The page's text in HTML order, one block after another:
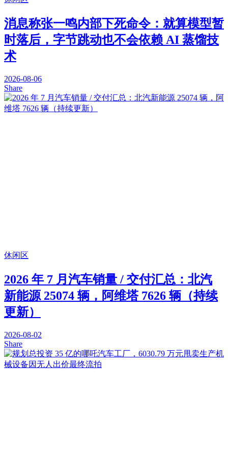
消息称张一鸣内部下死命令：就算模型暂
时落后，字节跳动也不会依赖 AI 蒸馏技
术
2026-08-06
Share
休闲区
2026 年 7 月汽车销量 / 交付汇总：北汽
新能源 25074 辆，阿维塔 7626 辆（持续
更新）
2026-08-02
Share